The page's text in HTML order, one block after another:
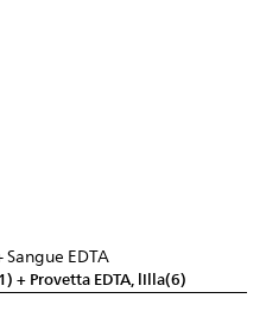
EDTA
+ Provetta EDTA, lilla(6)